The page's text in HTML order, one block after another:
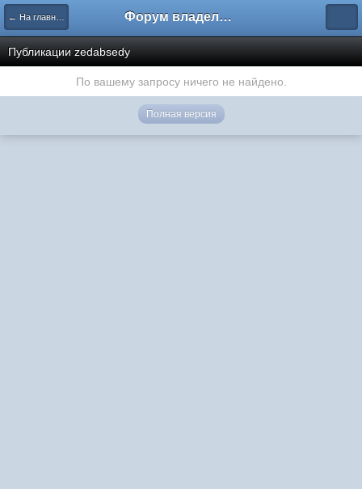
← На главную Форум владельцев интернет-магазинов
Публикации zedabsedy
По вашему запросу ничего не найдено.
Полная версия